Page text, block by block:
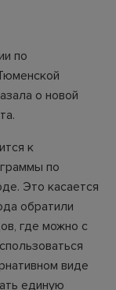
по
о новой
к
по
Это касается
обратили
где можно с
виде
единую